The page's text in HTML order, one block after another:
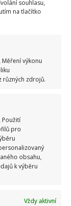
souhlasu,
na tlačítko
výkonu
zdrojů.
Použití
pro
obsahu,
k výběru
Vždy aktivní
samé hrůzy: